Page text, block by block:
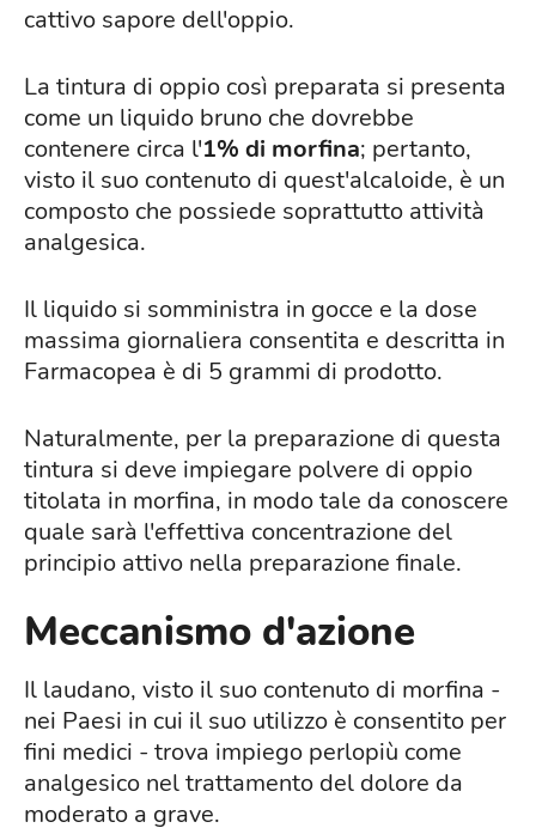
cattivo sapore dell'oppio.
La tintura di oppio così preparata si presenta
come un liquido bruno che dovrebbe
contenere circa l'1% di morfina; pertanto,
visto il suo contenuto di quest'alcaloide, è un
composto che possiede soprattutto attività
analgesica.
Il liquido si somministra in gocce e la dose
massima giornaliera consentita e descritta in
Farmacopea è di 5 grammi di prodotto.
Naturalmente, per la preparazione di questa
tintura si deve impiegare polvere di oppio
titolata in morfina, in modo tale da conoscere
quale sarà l'effettiva concentrazione del
principio attivo nella preparazione finale.
Meccanismo d'azione
Il laudano, visto il suo contenuto di morfina -
nei Paesi in cui il suo utilizzo è consentito per
fini medici - trova impiego perlopiù come
analgesico nel trattamento del dolore da
moderato a grave.